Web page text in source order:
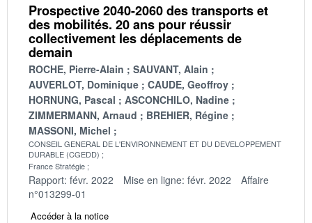
Prospective 2040-2060 des transports et
des mobilités. 20 ans pour réussir
collectivement les déplacements de
demain
ROCHE, Pierre-Alain
SAUVANT, Alain
AUVERLOT, Dominique
CAUDE, Geoffroy
HORNUNG, Pascal
ASCONCHILO, Nadine
ZIMMERMANN, Arnaud
BREHIER, Régine
MASSONI, Michel
CONSEIL GENERAL DE L'ENVIRONNEMENT ET DU DEVELOPPEMENT
DURABLE (CGEDD)
France Stratégie
Rapport: févr. 2022 Mise en ligne: févr. 2022
Affaire
n°013299-01
Accéder à la notice